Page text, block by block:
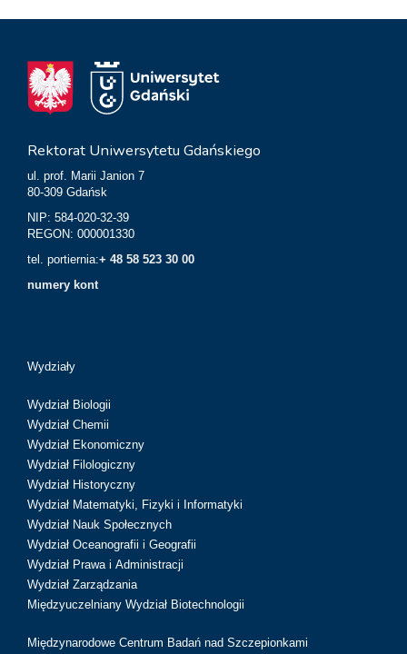
Rektorat Uniwersytetu Gdańskiego
ul. prof. Marii Janion 7
80-309 Gdańsk
NIP: 584-020-32-39
REGON: 000001330
tel. portiernia:+ 48 58 523 30 00
numery kont
Wydziały
Wydział Biologii
Wydział Chemii
Wydział Ekonomiczny
Wydział Filologiczny
Wydział Historyczny
Wydział Matematyki, Fizyki i Informatyki
Wydział Nauk Społecznych
Wydział Oceanografii i Geografii
Wydział Prawa i Administracji
Wydział Zarządzania
Międzyuczelniany Wydział Biotechnologii
Międzynarodowe Centrum Badań nad Szczepionkami